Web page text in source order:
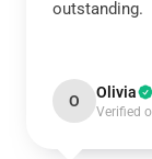
outstanding.
O Olivia
Verified